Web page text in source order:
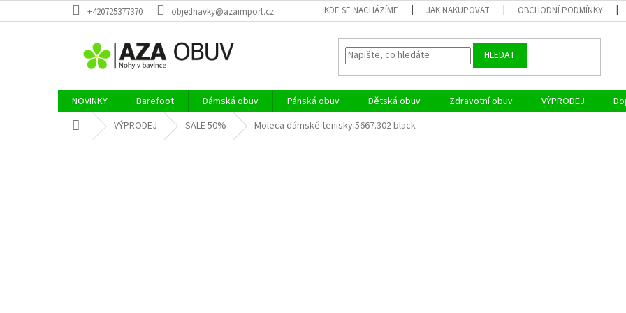
na
+420725377370 objednavky@azaimport.cz KDE SE NACHÁZÍME JAK NAKUPOVAT OBCHODNÍ PODMÍNKY
HLEDAT
NOVINKY Barefoot Dámská obuv Pánská obuv Dětská obuv Zdravotní obuv VÝPRODEJ
Domů VÝPRODEJ SALE 50% Moleca dámské tenisky 5667.302 black